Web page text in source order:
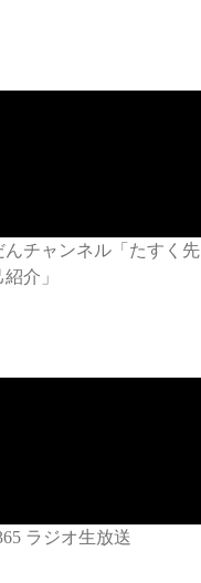
んチャンネル「たすく先
介」
ラジオ生放送